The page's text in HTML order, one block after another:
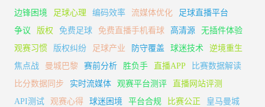
边锋困境
足球心理 编码效率 流媒体优化
足球直播平台
争议
版权 免费足球 免费直播手机看球 高清源
无插件体验
观赛习惯
版权纠纷 足球产业 防守覆盖 球迷技术
逆境重生
焦点战
曼城巴黎 赛前分析 胜负手 直播APP
比赛数据解读
比分数据同步
实时流媒体 观赛平台测评
直播网站评测
API测试
观赛心得 球迷困境 平台合规 比赛公正 皇马曼城